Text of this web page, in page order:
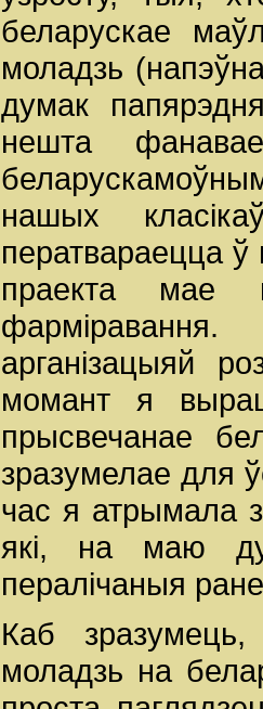
беларускае
моладзь
думак
нешта
нашых
ператвараецца
праекта мае
арганізацыяй
момант я
прысвечанае
зразумелае для
час я атрымала
які, на маю
пералічаныя
Каб
моладзь на